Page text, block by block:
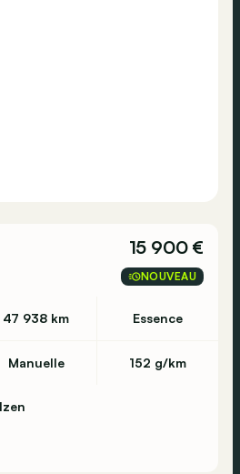
15 900 €
NOUVEAU
47 938 km Essence
Manuelle 152 g/km